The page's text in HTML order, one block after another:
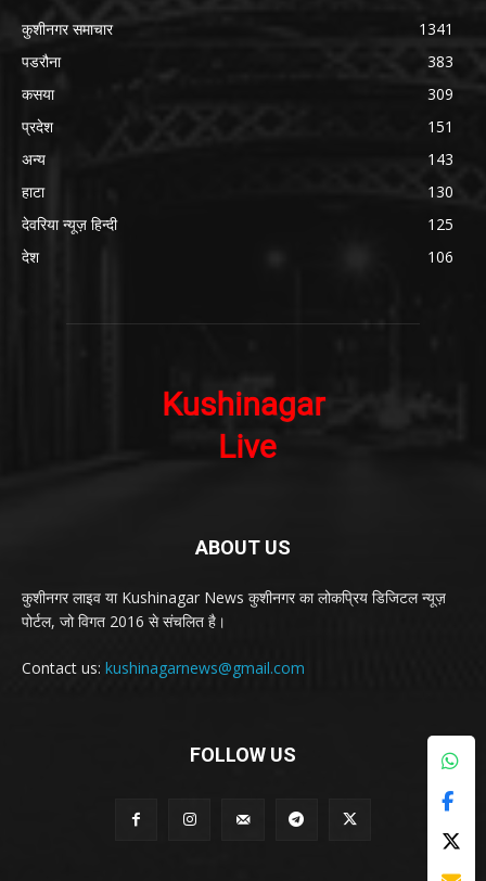
कुशीनगर समाचार
1341
पडरौना
383
कसया
309
प्रदेश
151
अन्य
143
हाटा
130
देवरिया न्यूज़ हिन्दी
125
देश
106
ABOUT US
कुशीनगर लाइव या Kushinagar News कुशीनगर का लोकप्रिय डिजिटल न्यूज़
पोर्टल, जो विगत 2016 से संचलित है।
Contact us: kushinagarnews@gmail.com
FOLLOW US